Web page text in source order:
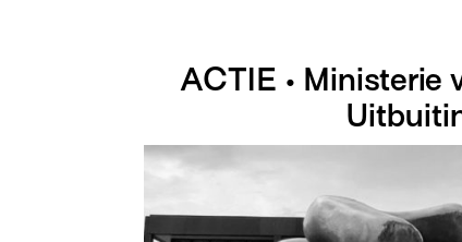
ACTIE • Ministerie